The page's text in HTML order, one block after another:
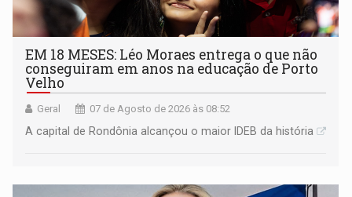
EM 18 MESES: Léo Moraes entrega o que não
conseguiram em anos na educação de Porto
Velho
Geral 07 de Agosto de 2026 às 08:52
A capital de Rondônia alcançou o maior IDEB da história